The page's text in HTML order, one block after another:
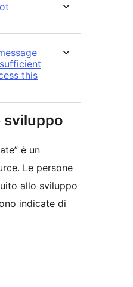
this
sviluppo
è un
Le persone
allo sviluppo
indicate di